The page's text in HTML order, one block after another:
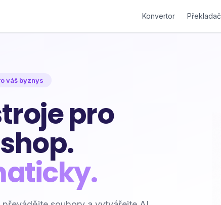
Konvertor Překladač
váš byznys
pro